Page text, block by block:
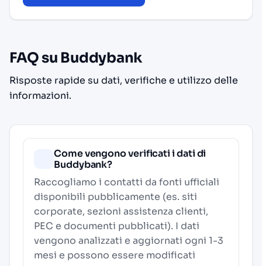
FAQ su Buddybank
Risposte rapide su dati, verifiche e utilizzo delle
informazioni.
Come vengono verificati i dati di
Buddybank?
Raccogliamo i contatti da fonti ufficiali
disponibili pubblicamente (es. siti
corporate, sezioni assistenza clienti,
PEC e documenti pubblicati). I dati
vengono analizzati e aggiornati ogni 1-3
mesi e possono essere modificati